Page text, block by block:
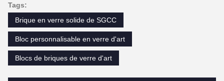
Tags:
Brique en verre solide de SGCC
Bloc personnalisable en verre d'art
Blocs de briques de verre d'art